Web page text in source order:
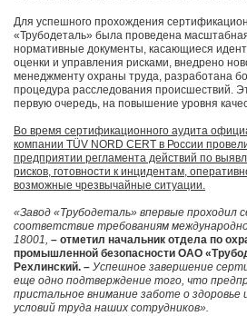
Для успешного прохождения
«Трубодеталь» была проведена
нормативные документы, касающиеся
оценки и управления рисками, внедрено
менеджменту охраны труда, разработана
процедура расследования происшествий.
первую очередь, на повышение уровня
Во время сертификационного аудита
компании TÜV NORD CERT в России
предприятии регламента действий по
рисков, готовности к инцидентам,
возможные чрезвычайные ситуации.
«Завод «Трубодеталь» впервые проходил
соответствие требованиям
18001, – отметил начальник отдела по
промышленной безопасности ОАО
Рехлинский. – Успешное завершение
еще одно подтверждение того, что
пристальное внимание заботе о
условий труда наших сотрудников».